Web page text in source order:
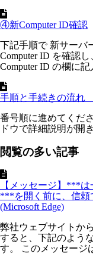
④新Computer ID確認
下記手順で 新サーバ
Computer ID を確認
Computer ID の欄に記
手順と手続きの流れ
番号順に進めてくだ
ドウで詳細説明が開
閲覧の多い記事
【メッセージ】***
***を開く前に、信頼
(Microsoft Edge)
弊社ウェブサイトか
すると、下記のよう
す。 このメッセージ